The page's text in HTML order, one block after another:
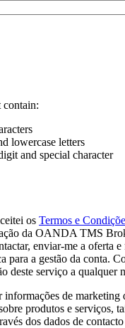
contain:
lowercase letters
and special character
os Termos e
da OANDA TMS
enviar-me a oferta
para a gestão da conta.
deste serviço a qualquer
informações de
produtos e serviços,
dos dados de